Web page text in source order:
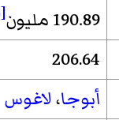
190.89 مليون [6]
206.64
أبوجا، لاغوس